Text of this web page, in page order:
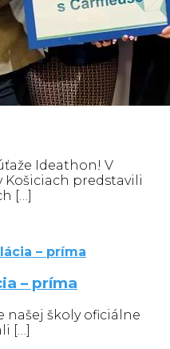
Ideathon! V
predstavili
[…]
– príma
našej školy oficiálne
[…]